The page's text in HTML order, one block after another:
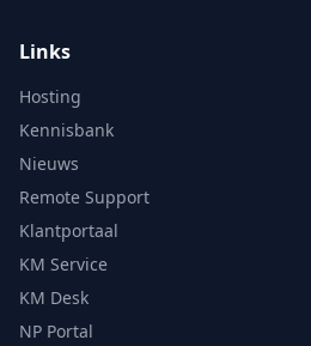
Links
Hosting
Kennisbank
Nieuws
Remote Support
Klantportaal
KM Service
KM Desk
NP Portal